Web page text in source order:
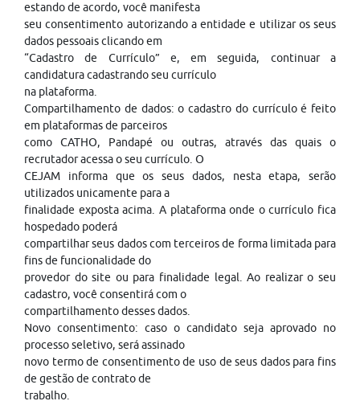
estando de acordo, você manifesta
seu consentimento autorizando a entidade e utilizar os seus
dados pessoais clicando em
“Cadastro de Currículo” e, em seguida, continuar a
candidatura cadastrando seu currículo
na plataforma.
Compartilhamento de dados: o cadastro do currículo é feito
em plataformas de parceiros
como CATHO, Pandapé ou outras, através das quais o
recrutador acessa o seu currículo. O
CEJAM informa que os seus dados, nesta etapa, serão
utilizados unicamente para a
finalidade exposta acima. A plataforma onde o currículo fica
hospedado poderá
compartilhar seus dados com terceiros de forma limitada para
fins de funcionalidade do
provedor do site ou para finalidade legal. Ao realizar o seu
cadastro, você consentirá com o
compartilhamento desses dados.
Novo consentimento: caso o candidato seja aprovado no
processo seletivo, será assinado
novo termo de consentimento de uso de seus dados para fins
de gestão de contrato de
trabalho.